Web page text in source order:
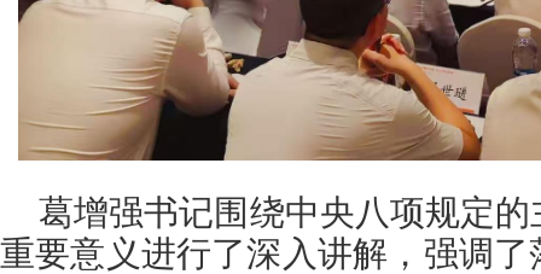
葛增强书记围绕中央八项规定
重要意义进行了深入讲解，强调